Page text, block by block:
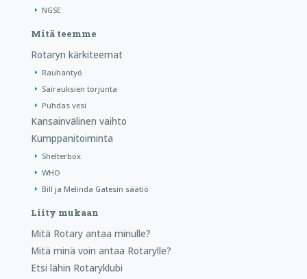
NGSE
Mitä teemme
Rotaryn kärkiteemat
Rauhantyö
Sairauksien torjunta
Puhdas vesi
Kansainvälinen vaihto
Kumppanitoiminta
Shelterbox
WHO
Bill ja Melinda Gatesin säätiö
Liity mukaan
Mitä Rotary antaa minulle?
Mitä minä voin antaa Rotarylle?
Etsi lähin Rotaryklubi